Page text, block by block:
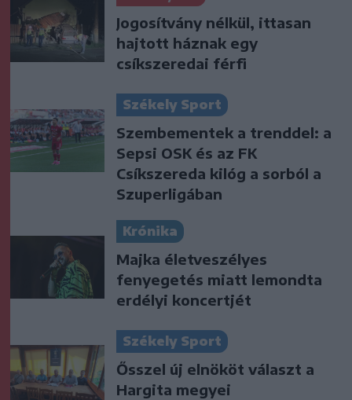
Jogosítvány nélkül, ittasan
hajtott háznak egy
csíkszeredai férfi
Székely Sport
Szembementek a trenddel: a
Sepsi OSK és az FK
Csíkszereda kilóg a sorból a
Szuperligában
Krónika
Majka életveszélyes
fenyegetés miatt lemondta
erdélyi koncertjét
Székely Sport
Ősszel új elnököt választ a
Hargita megyei